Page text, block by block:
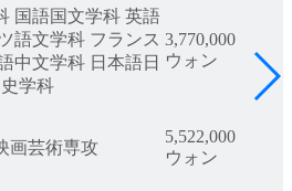
国語国文学科 英語
語文学科 フランス
中文学科 日本語日
学科
3,770,000
ウォン
画芸術専攻
5,522,000
ウォン